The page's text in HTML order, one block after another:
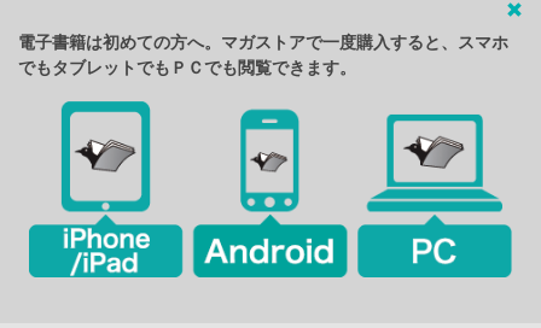
電子書籍は初めての方へ。マガストアで一度購入すると、スマホ
でもタブレットでもＰＣでも閲覧できます。